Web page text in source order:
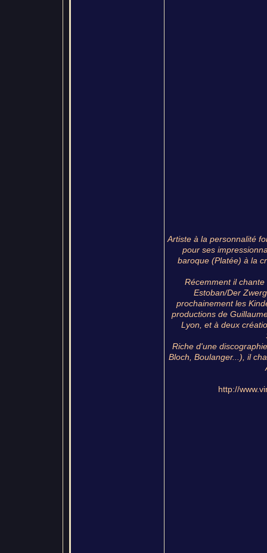
Artiste à la personnalité
pour ses
baroque (Platée) à la
Récemment il chante
Estoban/Der
prochainement les
productions de
Lyon, et à deux
Riche d'une
Bloch, Boulanger...), il
http://